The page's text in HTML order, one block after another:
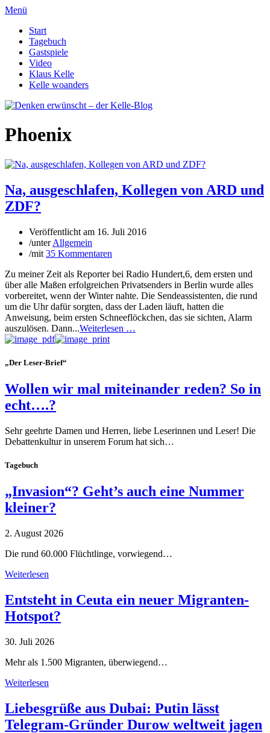
Menü
Start
Tagebuch
Gastspiele
Video
Klaus Kelle
Kelle woanders
Phoenix
Na, ausgeschlafen, Kollegen von ARD und
ZDF?
Veröffentlicht am 16. Juli 2016
/unterAllgemein
/mit 35 Kommentaren
Zu meiner Zeit als Reporter bei Radio Hundert,6, dem ersten und
über alle Maßen erfolgreichen Privatsenders in Berlin wurde alles
vorbereitet, wenn der Winter nahte. Die Sendeassistenten, die rund
um die Uhr dafür sorgten, dass der Laden läuft, hatten die
Anweisung, beim ersten Schneeflöckchen, das sie sichten, Alarm
auszulösen. Dann...Weiterlesen …
„Der Leser-Brief“
Wollen wir mal miteinander reden? So in
echt….?
Sehr geehrte Damen und Herren, liebe Leserinnen und Leser! Die
Debattenkultur in unserem Forum hat sich…
Tagebuch
„Invasion“? Geht’s auch eine Nummer
kleiner?
2. August 2026
Die rund 60.000 Flüchtlinge, vorwiegend…
Weiterlesen
Entsteht in Ceuta ein neuer Migranten-
Hotspot?
30. Juli 2026
Mehr als 1.500 Migranten, überwiegend…
Weiterlesen
Liebesgrüße aus Dubai: Putin lässt
Telegram-Gründer Durow weltweit jagen